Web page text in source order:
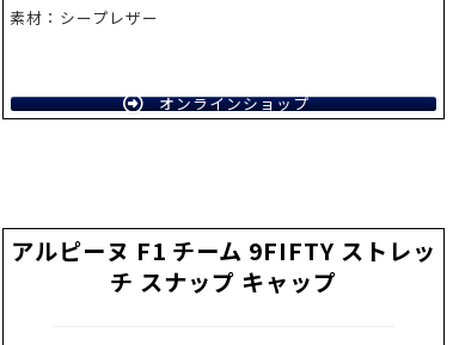
素材：シープレザー
オンラインショップ
アルピーヌ F1 チーム 9FIFTY ストレッ
チ スナップ キャップ